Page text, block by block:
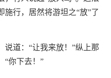
施行，居然将游坦之“放”了
说道：“让我来放！”纵上那
“你下去！”